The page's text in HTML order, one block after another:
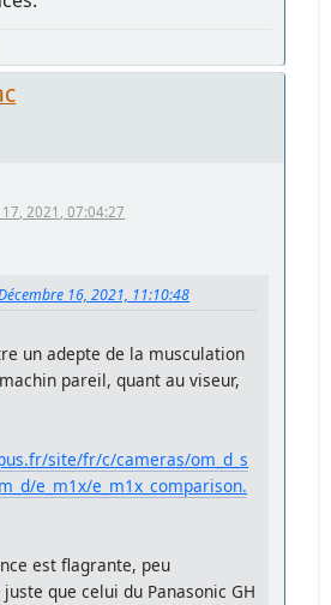
2021, 07:04:27
16, 2021, 11:10:48
un adepte de la musculation
pareil, quant au viseur,
site/fr/c/cameras/om_d_s
e_m1x/e_m1x_comparison.
est flagrante, peu
que celui du Panasonic GH